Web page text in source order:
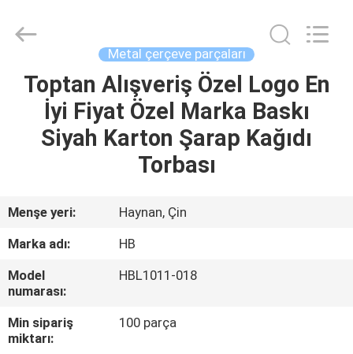
EVDE
ÜRÜN
VR
BIZIM
HAKKIMIZDA
Rights
Metal çerçeve parçaları
Toptan Alışveriş Özel Logo En
İyi Fiyat Özel Marka Baskı
Siyah Karton Şarap Kağıdı
Torbası
Menşe yeri:
Haynan, Çin
Marka adı:
HB
Model
numarası:
HBL1011-018
Min sipariş
miktarı:
100 parça